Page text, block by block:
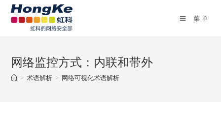
菜单
网络监控方式：内联和带外
> 术语解析 > 网络可视化术语解析